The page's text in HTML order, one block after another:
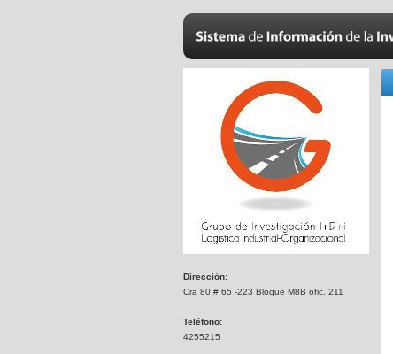
Dirección:
Cra 80 # 65 -223 Bloque M8B ofic. 211
Teléfono:
4255215